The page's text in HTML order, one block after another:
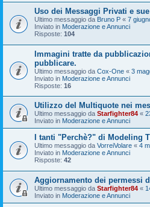
Uso dei Messaggi Privati e
Ultimo messaggio da Bruno P « 7
Inviato in Moderazione e Annunci
Risposte: 104
Immagini tratte da
pubblicare.
Ultimo messaggio da Cox-One « 3
Inviato in Moderazione e Annunci
Risposte: 16
Utilizzo del Multiquote nei
Ultimo messaggio da Starfighter84 «
Inviato in Moderazione e Annunci
I tanti "Perchè?" di Modeling
Ultimo messaggio da VorreiVolare « 4
Inviato in Moderazione e Annunci
Risposte: 42
Aggiornamento dei permessi
Ultimo messaggio da Starfighter84 «
Inviato in Moderazione e Annunci